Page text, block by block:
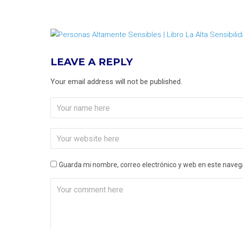
LEAVE A REPLY
Your email address will not be published.
Guarda mi nombre, correo electrónico y web en este